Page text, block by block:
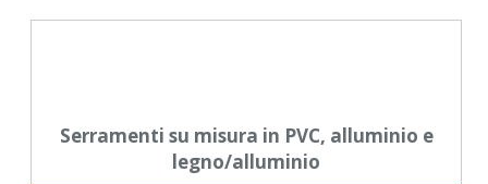
Serramenti su misura in PVC, alluminio e
legno/alluminio